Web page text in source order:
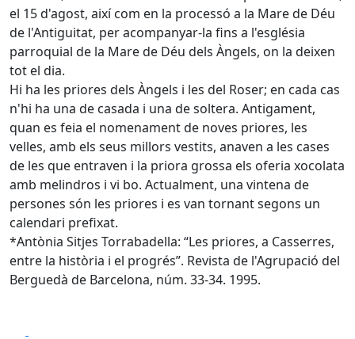
el 15 d'agost, així com en la processó a la Mare de Déu
de l'Antiguitat, per acompanyar-la fins a l'església
parroquial de la Mare de Déu dels Àngels, on la deixen
tot el dia.
Hi ha les priores dels Àngels i les del Roser; en cada cas
n'hi ha una de casada i una de soltera. Antigament,
quan es feia el nomenament de noves priores, les
velles, amb els seus millors vestits, anaven a les cases
de les que entraven i la priora grossa els oferia xocolata
amb melindros i vi bo. Actualment, una vintena de
persones són les priores i es van tornant segons un
calendari prefixat.
*Antònia Sitjes Torrabadella: “Les priores, a Casserres,
entre la història i el progrés”. Revista de l'Agrupació del
Berguedà de Barcelona, núm. 33-34. 1995.